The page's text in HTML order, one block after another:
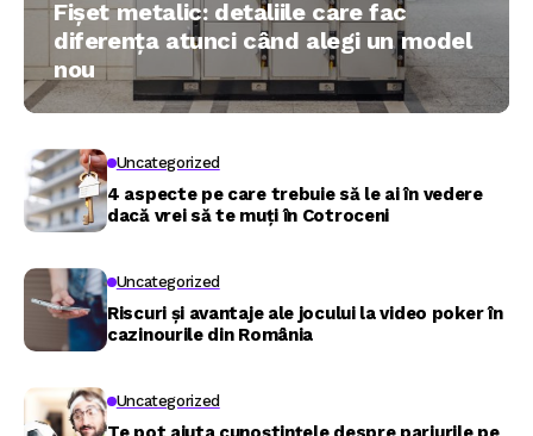
Fișet metalic: detaliile care fac
diferența atunci când alegi un model
nou
Uncategorized
4 aspecte pe care trebuie să le ai în vedere
dacă vrei să te muți în Cotroceni
Uncategorized
Riscuri și avantaje ale jocului la video poker în
cazinourile din România
Uncategorized